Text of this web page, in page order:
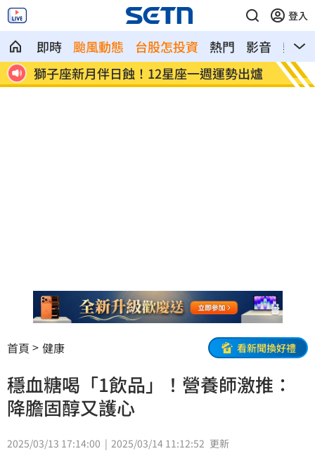
登入
即時 颱風動態 台股怎投資 熱門 影音
熱搜
准
獅子座新月伴日蝕！12星座一週運勢出爐 桃猿
首頁 健康 看新聞換好禮
穩血糖喝「1飲品」！營養師激推：
降膽固醇又護心
2025/03/13 17:14:00 2025/03/14 11:12:52 更新